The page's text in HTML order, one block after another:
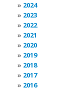
2024
2023
2022
2021
2020
2019
2018
2017
2016